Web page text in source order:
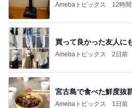
Amebaトピックス 12時
買って良かった友人に
Amebaトピックス 2日前
宮古島で食べた鮮度抜
Amebaトピックス 1日前